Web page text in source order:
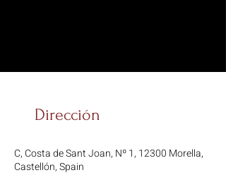
Dirección
C, Costa de Sant Joan, Nº 1, 12300 Morella,
Castellón, Spain